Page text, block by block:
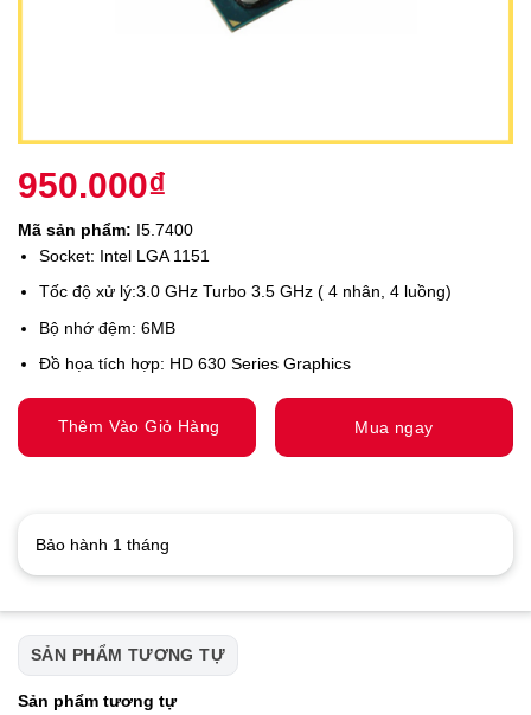
950.000₫
Mã sản phẩm: I5.7400
Socket: Intel LGA 1151
Tốc độ xử lý:3.0 GHz Turbo 3.5 GHz ( 4 nhân, 4 luồng)
Bộ nhớ đệm: 6MB
Đồ họa tích hợp: HD 630 Series Graphics
Thêm Vào Giỏ Hàng Mua ngay
Bảo hành 1 tháng
SẢN PHẨM TƯƠNG TỰ
Sản phẩm tương tự